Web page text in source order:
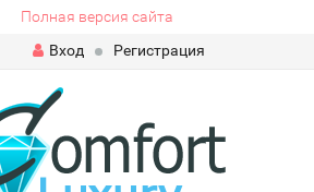
Полная версия сайта
Вход
Регистрация